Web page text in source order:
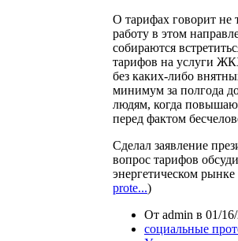
О тарифах говорит не
работу в этом
собираются
тарифов на услуги
без каких-либо
минимум за полгода
людям, когда
перед фактом
Сделал заявление
вопрос тарифов
энергетическом
prote...)
От admin в 01/
социальные